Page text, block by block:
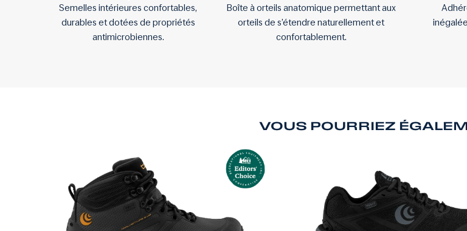
Semelles intérieures confortables,
durables et dotées de propriétés
antimicrobiennes.
Boîte à orteils anatomique permettant aux
orteils de s’étendre naturellement et
confortablement.
VOUS POURRIEZ